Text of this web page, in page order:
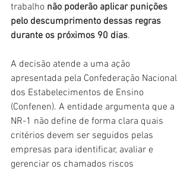
trabalho não poderão aplicar punições
pelo descumprimento dessas regras
durante os próximos 90 dias.
A decisão atende a uma ação
apresentada pela Confederação Nacional
dos Estabelecimentos de Ensino
(Confenen). A entidade argumenta que a
NR-1 não define de forma clara quais
critérios devem ser seguidos pelas
empresas para identificar, avaliar e
gerenciar os chamados riscos